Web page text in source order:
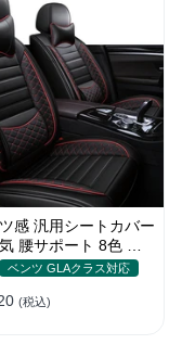
感 汎用シートカバー
腰サポート 8色 耐
しゃれ 全席セット
ベンツ GLAクラス対応
(税込)